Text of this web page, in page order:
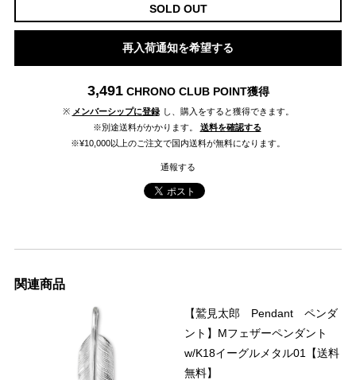
SOLD OUT
再入荷通知を希望する
3,491 CHRONO CLUB POINT獲得
※ メンバーシップに登録 し、購入をすると獲得できます。
※別途送料がかかります。
送料を確認する
※¥10,000以上のご注文で国内送料が無料になります。
通報する
関連商品
【鷲見太郎 Pendant ペンダ
ント】Mフェザーペンダント
w/K18イーグルメタル01【送料
無料】